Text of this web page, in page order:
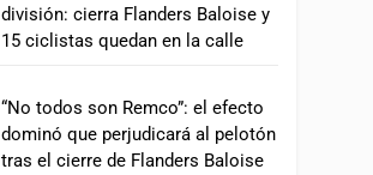
división: cierra Flanders Baloise y
15 ciclistas quedan en la calle
“No todos son Remco”: el efecto
dominó que perjudicará al pelotón
tras el cierre de Flanders Baloise